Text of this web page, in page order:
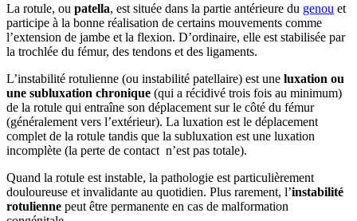
La rotule, ou patella, est située dans la partie antérieure du genou et
participe à la bonne réalisation de certains mouvements comme
l’extension de jambe et la flexion. D’ordinaire, elle est stabilisée par
la trochlée du fémur, des tendons et des ligaments.
L’instabilité rotulienne (ou instabilité patellaire) est une luxation ou
une subluxation chronique (qui a récidivé trois fois au minimum)
de la rotule qui entraîne son déplacement sur le côté du fémur
(généralement vers l’extérieur). La luxation est le déplacement
complet de la rotule tandis que la subluxation est une luxation
incomplète (la perte de contact n’est pas totale).
Quand la rotule est instable, la pathologie est particulièrement
douloureuse et invalidante au quotidien. Plus rarement, l’instabilité
rotulienne peut être permanente en cas de malformation